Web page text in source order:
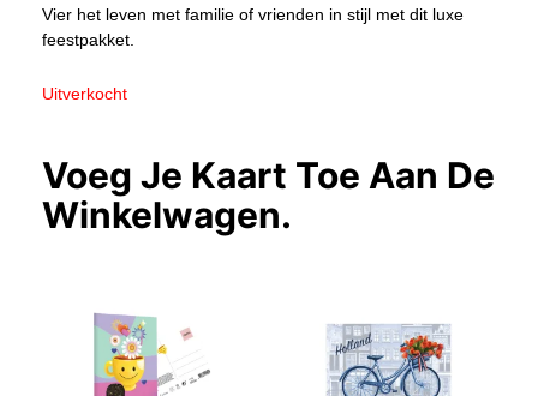
Vier het leven met familie of vrienden in stijl met dit luxe
feestpakket.
Uitverkocht
Voeg Je Kaart Toe Aan De
Winkelwagen.